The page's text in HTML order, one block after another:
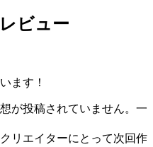
ビュー
ます！
が投稿されていません。一
リエイターにとって次回作